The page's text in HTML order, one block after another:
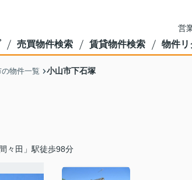
営
売買物件検索 賃貸物件検索 物件リ
物件一覧 小山市下石塚
々田」駅徒歩98分